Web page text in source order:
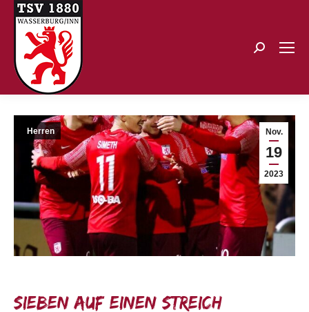
Search:
Nov.
19
2023
Herren
Sieben auf einen Streich